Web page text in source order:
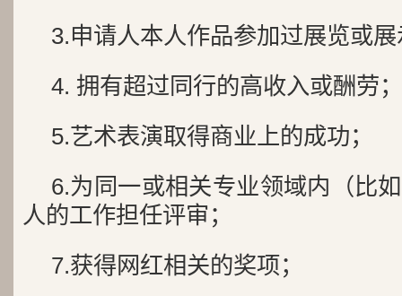
3.申请人本人作品参加过展览或
4. 拥有超过同行的高收入或酬劳；
5.艺术表演取得商业上的成功；
6.为同一或相关专业领域内（比
人的工作担任评审；
7.获得网红相关的奖项；